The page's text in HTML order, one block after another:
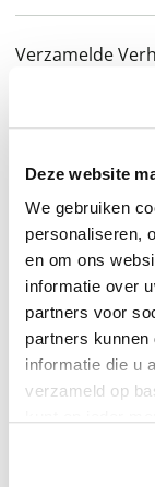
Deze website
We gebruiken
personaliseren,
en om ons
informatie over
partners voor
partners
informatie die u
verzameld op
Verzamelde
een
van twee jaar
Pustaka, over
Coen, over
malaria,
Japanse
zijn, Poekel
Tong Fair, over
Wimpie, over
Plasticium
die niet wilden
kettingzaag,